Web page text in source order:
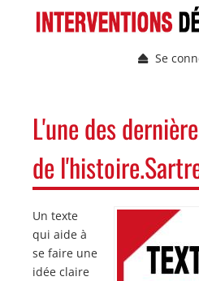
Menu
l'utilisateur
Se
PRINCIPALE
L'une des
de
Un texte
qui aide à
se faire une
idée claire